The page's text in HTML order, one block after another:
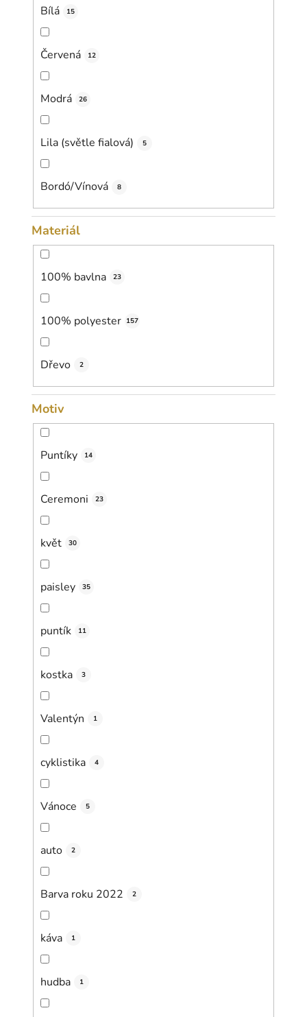
Bílá 15
Červená 12
Modrá 26
Lila (světle fialová) 5
Bordó/Vínová 8
Materiál
100% bavlna 23
100% polyester 157
Dřevo 2
Motiv
Puntíky 14
Ceremoni 23
květ 30
paisley 35
puntík 11
kostka 3
Valentýn 1
cyklistika 4
Vánoce 5
auto 2
Barva roku 2022 2
káva 1
hudba 1